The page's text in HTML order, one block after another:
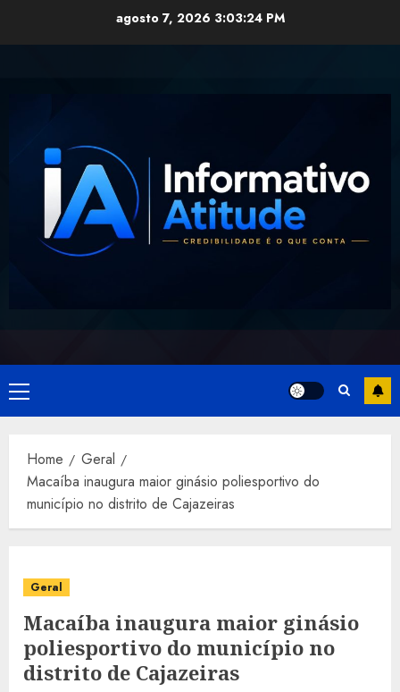
agosto 7, 2026 3:03:24 PM
Primary
Menu
Home
Geral
Macaíba inaugura maior ginásio poliesportivo do
município no distrito de Cajazeiras
Geral
Macaíba inaugura maior ginásio
poliesportivo do município no
distrito de Cajazeiras